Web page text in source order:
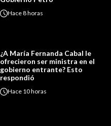
Hace8 horas
¿A María Fernanda Cabal le
ofrecieron ser ministra en el
gobierno entrante? Esto
respondió
Hace 10 horas